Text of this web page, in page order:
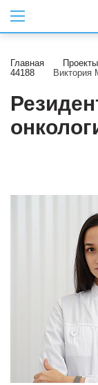
Главная Проекты
44188
Виктория